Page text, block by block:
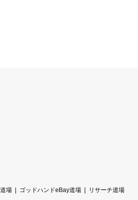
場 ゴッドハンドeBay道場 リサーチ道場